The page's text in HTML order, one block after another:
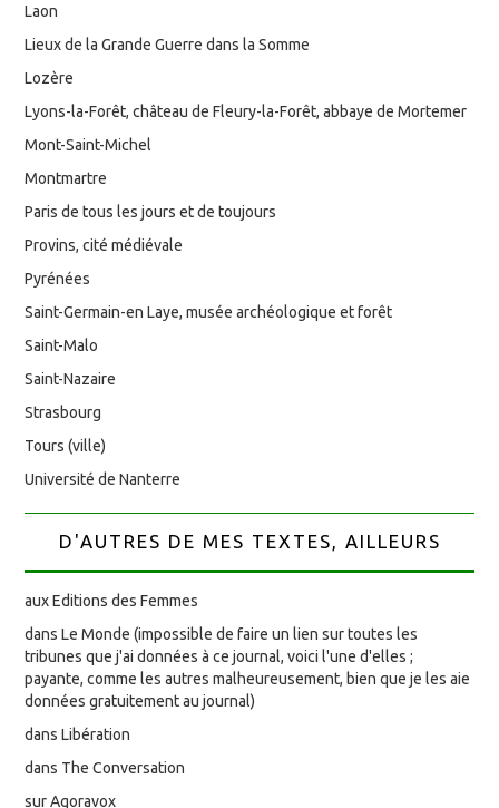
Laon
Lieux de la Grande Guerre dans la Somme
Lozère
Lyons-la-Forêt, château de Fleury-la-Forêt, abbaye de Mortemer
Mont-Saint-Michel
Montmartre
Paris de tous les jours et de toujours
Provins, cité médiévale
Pyrénées
Saint-Germain-en Laye, musée archéologique et forêt
Saint-Malo
Saint-Nazaire
Strasbourg
Tours (ville)
Université de Nanterre
D'AUTRES DE MES TEXTES, AILLEURS
aux Editions des Femmes
dans Le Monde (impossible de faire un lien sur toutes les
tribunes que j'ai données à ce journal, voici l'une d'elles ;
payante, comme les autres malheureusement, bien que je les aie
données gratuitement au journal)
dans Libération
dans The Conversation
sur Agoravox